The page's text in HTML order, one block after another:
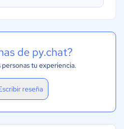
de py.chat?
tu experiencia.
reseña